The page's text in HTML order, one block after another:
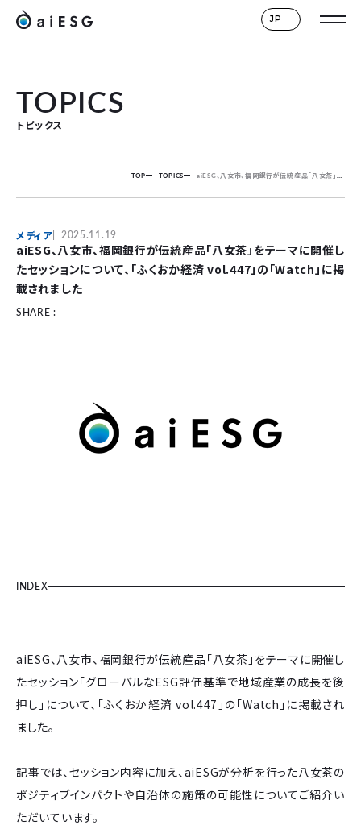
JP
TOPICS
トピックス
TOP TOPICS aiESG、八女市、福岡銀行が伝統産品「八女茶」をテーマに開催したセッションについて、「ふくおか経済 vol.447」の「Watch」に掲載されました
メディア 2025.11.19
aiESG、八女市、福岡銀行が伝統産品「八女茶」をテーマに開催し
たセッションについて、「ふくおか経済 vol.447」の「Watch」に掲
載されました
SHARE :
INDEX
aiESG、八女市、福岡銀行が伝統産品「八女茶」をテーマに開催し
たセッション「グローバルなESG評価基準で地域産業の成長を後
押し」について、「ふくおか経済 vol.447」の「Watch」に掲載され
ました。
記事では、セッション内容に加え、aiESGが分析を行った八女茶の
ポジティブインパクトや自治体の施策の可能性についてご紹介い
ただいています。